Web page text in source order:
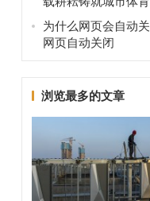
为什么网页会自动
网页自动关闭
浏览最多的文章